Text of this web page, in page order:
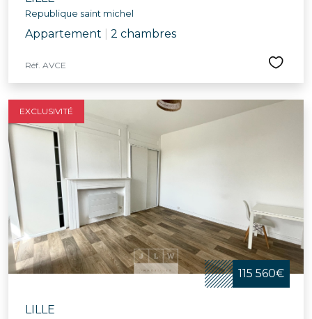
Republique saint michel
Appartement 2 chambres
Réf. AVCE
EXCLUSIVITÉ
115 560€
LILLE